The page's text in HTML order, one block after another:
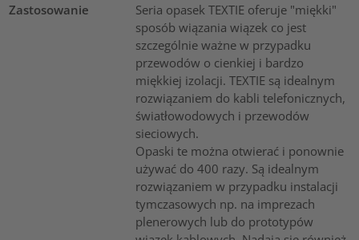
Zastosowanie
Seria opasek TEXTIE oferuje "miękki"
sposób wiązania wiązek co jest
szczególnie ważne w przypadku
przewodów o cienkiej i bardzo
miękkiej izolacji. TEXTIE są idealnym
rozwiązaniem do kabli telefonicznych,
światłowodowych i przewodów
sieciowych.
Opaski te można otwierać i ponownie
używać do 400 razy. Są idealnym
rozwiązaniem w przypadku instalacji
tymczasowych np. na imprezach
plenerowych lub do prototypów